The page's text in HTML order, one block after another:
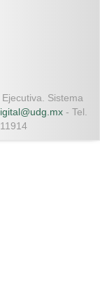
Sistema
- Tel.